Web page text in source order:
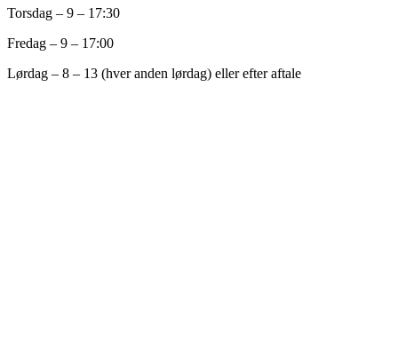
Torsdag – 9 – 17:30
Fredag – 9 – 17:00
Lørdag – 8 – 13 (hver anden lørdag) eller efter aftale